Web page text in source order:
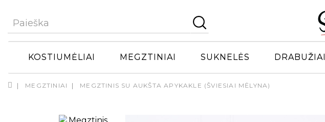
KOSTIUMĖLIAI MEGZTINIAI SUKNELĖS DRABUŽIAI
MEGZTINIAI MEGZTINIS SU AUKŠTA APYKAKLE (ŠVIESIAI MĖLYNA)